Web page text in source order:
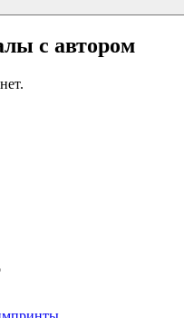
с автором